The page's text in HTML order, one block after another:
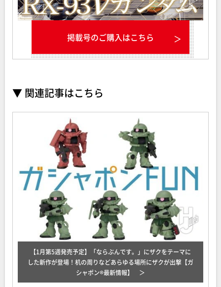
掲載号のご購入はこちら
▼ 関連記事はこちら
【1月第5週発売予定】「ならぶんです。」にザクをテーマに
した新作が登場！机の周りなどあらゆる場所にザクが出撃【ガ
シャポン®最新情報】